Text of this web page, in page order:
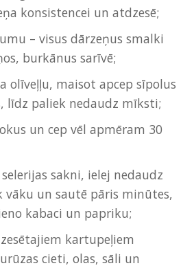
konsistencei un atdzesē;
– visus dārzeņus smalki
burkānus sarīvē;
olīveļļu, maisot apcep sīpolus
līdz paliek nedaudz mīksti;
un cep vēl apmēram 30
sakni, ielej nedaudz
vāku un sautē pāris minūtes,
kabaci un papriku;
kartupeļiem
cieti, olas, sāli un